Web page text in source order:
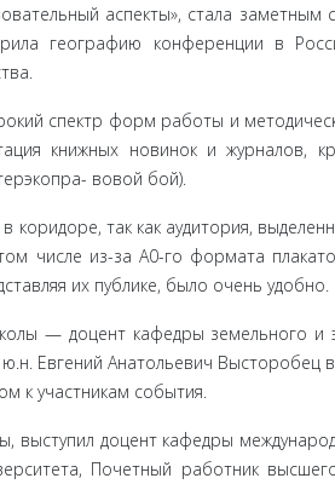
аспек­ты», стала
географию конфе­ренции в
спектр форм работы и
книжных новинок и журналов,
вовой бой).
коридоре, так как аудитория,
числе из-за А0-го формата
их публике, было очень удобно.
— доцент кафедры земельного и
Евгений Анатольевич Высторобец
к участникам события.
выступил доцент кафедры
Почетный работник